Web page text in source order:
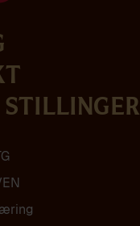
stillinger